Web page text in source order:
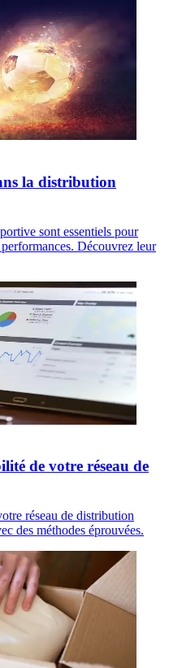
la distribution
sont essentiels pour
Découvrez leur
de votre réseau de
réseau de distribution
des méthodes éprouvées.